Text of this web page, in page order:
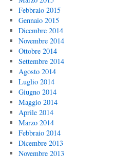
Febbraio 2015
Gennaio 2015
Dicembre 2014
Novembre 2014
Ottobre 2014
Settembre 2014
Agosto 2014
Luglio 2014
Giugno 2014
Maggio 2014
Aprile 2014
Marzo 2014
Febbraio 2014
Dicembre 2013
Novembre 2013